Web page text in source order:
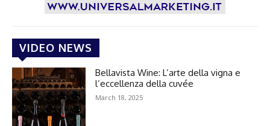
VIDEO NEWS
Bellavista Wine: L’arte della vigna e
l’eccellenza della cuvée
March 18, 2025